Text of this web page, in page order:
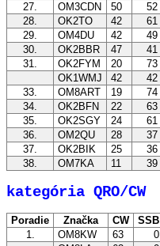
27.
OM3CDN 50 52
28.
OK2TO 42 61
29.
OM4DU 42 49
30.
OK2BBR 47 41
31.
OK2FYM 20 73
OK1WMJ
42 42
33.
OM8ART 19 74
34.
OK2BFN 22 63
35.
OK2SGY 24 61
36.
OM2QU 28 37
37.
OK2BIK 25 36
38.
OM7KA 11 39
kategória QRO/CW
Poradie Značka CW SSB
1.
OM8KW 63 0